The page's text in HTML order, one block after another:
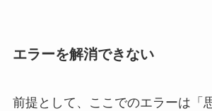
エラーを解消できない
前提として、ここでのエラーは「